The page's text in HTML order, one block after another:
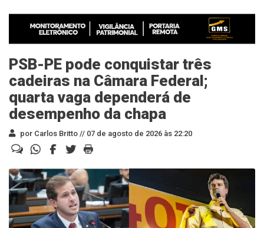
PSB-PE pode conquistar três
cadeiras na Câmara Federal;
quarta vaga dependerá de
desempenho da chapa
por Carlos Britto // 07 de agosto de 2026 às 22:20